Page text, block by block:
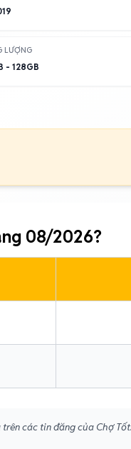
LƯỢNG
- 128GB
08/2026?
các tin đăng của Chợ